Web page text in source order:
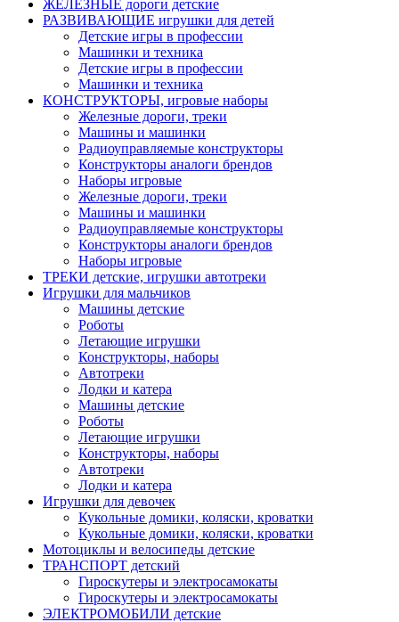
ЖЕЛЕЗНЫЕ дороги детские
РАЗВИВАЮЩИЕ игрушки для детей
Детские игры в профессии
Машинки и техника
Детские игры в профессии
Машинки и техника
КОНСТРУКТОРЫ, игровые наборы
Железные дороги, треки
Машины и машинки
Радиоуправляемые конструкторы
Конструкторы аналоги брендов
Наборы игровые
Железные дороги, треки
Машины и машинки
Радиоуправляемые конструкторы
Конструкторы аналоги брендов
Наборы игровые
ТРЕКИ детские, игрушки автотреки
Игрушки для мальчиков
Машины детские
Роботы
Летающие игрушки
Конструкторы, наборы
Автотреки
Лодки и катера
Машины детские
Роботы
Летающие игрушки
Конструкторы, наборы
Автотреки
Лодки и катера
Игрушки для девочек
Кукольные домики, коляски, кроватки
Кукольные домики, коляски, кроватки
Мотоциклы и велосипеды детские
ТРАНСПОРТ детский
Гироскутеры и электросамокаты
Гироскутеры и электросамокаты
ЭЛЕКТРОМОБИЛИ детские